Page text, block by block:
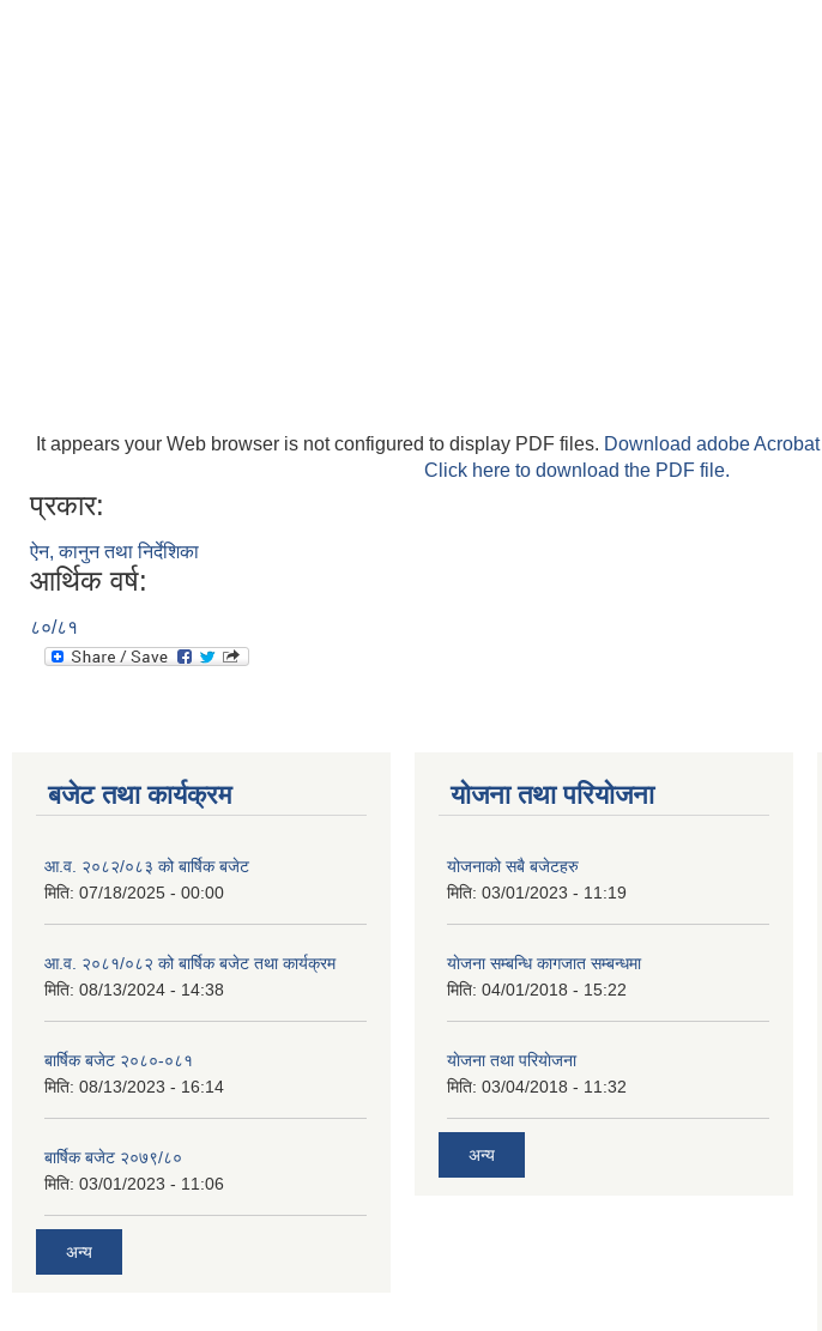
It appears your Web browser is not configured to display PDF files. Download adobe Acrobat
Click here to download the PDF file.
प्रकार:
ऐन, कानुन तथा निर्देशिका
आर्थिक वर्ष:
८०/८१
बजेट तथा कार्यक्रम
आ.व. २०८२/०८३ को बार्षिक बजेट
मिति: 07/18/2025 - 00:00
आ.व. २०८१/०८२ को बार्षिक बजेट तथा कार्यक्रम
मिति: 08/13/2024 - 14:38
बार्षिक बजेट २०८०-०८१
मिति: 08/13/2023 - 16:14
बार्षिक बजेट २०७९/८०
मिति: 03/01/2023 - 11:06
अन्य
योजना तथा परियोजना
योजनाको सबै बजेटहरु
मिति: 03/01/2023 - 11:19
याेजना सम्बन्धि कागजात सम्बन्धमा
मिति: 04/01/2018 - 15:22
याेजना तथा परियाेजना
मिति: 03/04/2018 - 11:32
अन्य